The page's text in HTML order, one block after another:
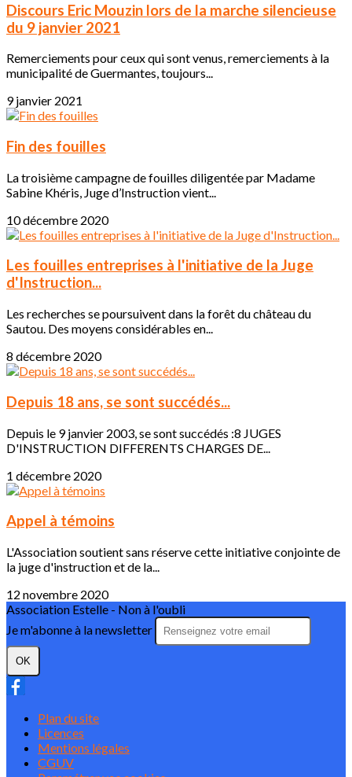
Discours Eric Mouzin lors de la marche silencieuse
du 9 janvier 2021
Remerciements pour ceux qui sont venus, remerciements à la
municipalité de Guermantes, toujours...
9 janvier 2021
Fin des fouilles
La troisième campagne de fouilles diligentée par Madame
Sabine Khéris, Juge d’Instruction vient...
10 décembre 2020
Les fouilles entreprises à l'initiative de la Juge
d'Instruction...
Les recherches se poursuivent dans la forêt du château du
Sautou. Des moyens considérables en...
8 décembre 2020
Depuis 18 ans, se sont succédés...
Depuis le 9 janvier 2003, se sont succédés :8 JUGES
D'INSTRUCTION DIFFERENTS CHARGES DE...
1 décembre 2020
Appel à témoins
L'Association soutient sans réserve cette initiative conjointe de
la juge d'instruction et de la...
12 novembre 2020
Association Estelle - Non à l'oubli
Je m'abonne à la newsletter
OK
Plan du site
Licences
Mentions légales
CGUV